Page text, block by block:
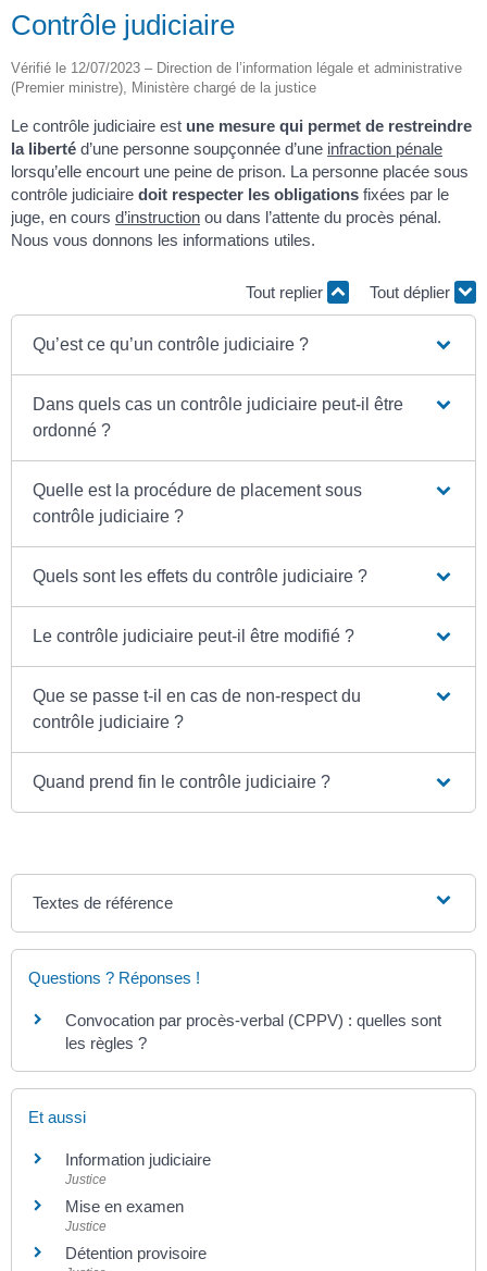
Contrôle judiciaire
Vérifié le 12/07/2023 – Direction de l’information légale et administrative
(Premier ministre), Ministère chargé de la justice
Le contrôle judiciaire est une mesure qui permet de restreindre
la liberté d’une personne soupçonnée d’une infraction pénale
lorsqu’elle encourt une peine de prison. La personne placée sous
contrôle judiciaire doit respecter les obligations fixées par le
juge, en cours d’instruction ou dans l’attente du procès pénal.
Nous vous donnons les informations utiles.
Tout replier Tout déplier
Qu’est ce qu’un contrôle judiciaire ?
Dans quels cas un contrôle judiciaire peut-il être
ordonné ?
Quelle est la procédure de placement sous
contrôle judiciaire ?
Quels sont les effets du contrôle judiciaire ?
Le contrôle judiciaire peut-il être modifié ?
Que se passe t-il en cas de non-respect du
contrôle judiciaire ?
Quand prend fin le contrôle judiciaire ?
Textes de référence
Questions ? Réponses !
Convocation par procès-verbal (CPPV) : quelles sont
les règles ?
Et aussi
Information judiciaire
Justice
Mise en examen
Justice
Détention provisoire